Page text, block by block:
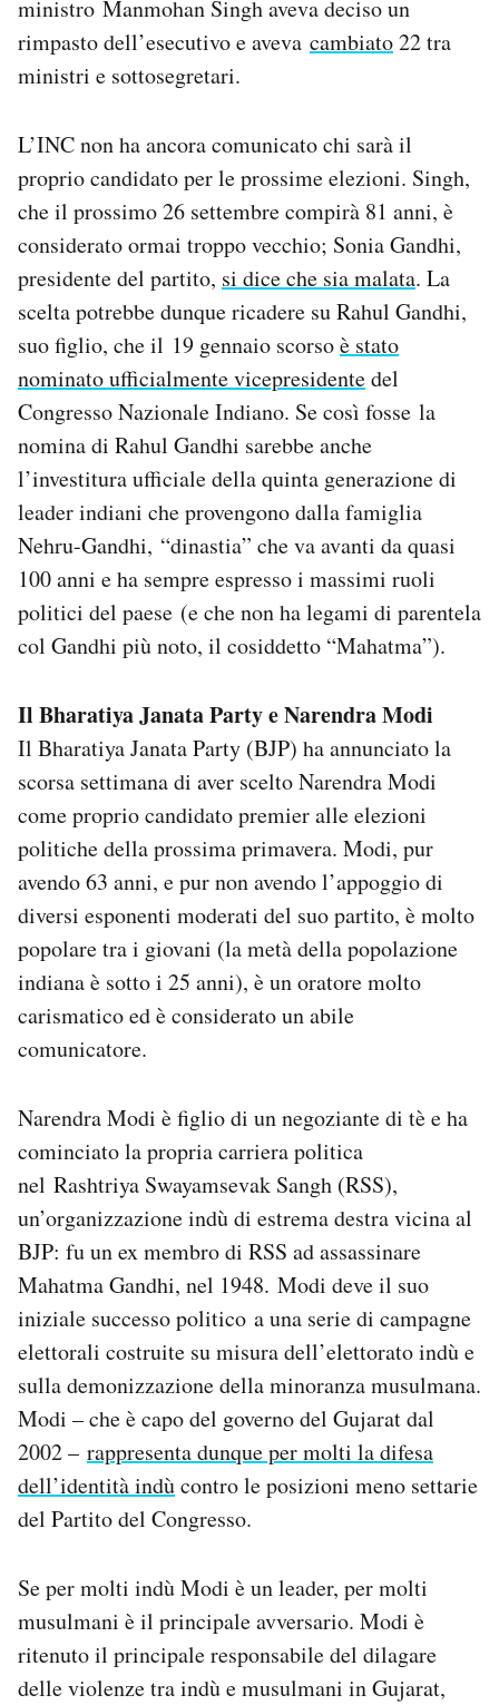
ministro Manmohan Singh aveva deciso un
rimpasto dell’esecutivo e aveva cambiato22 tra
ministri e sottosegretari.
L’INC non ha ancora comunicato chi sarà il
proprio candidato per le prossime elezioni. Singh,
che il prossimo 26 settembre compirà 81 anni, è
considerato ormai troppo vecchio; Sonia Gandhi,
presidente del partito, si dice che sia malata. La
scelta potrebbe dunque ricadere su Rahul Gandhi,
suo figlio, che il 19 gennaio scorsoè stato
nominato ufficialmente vicepresidentedel
Congresso Nazionale Indiano. Se così fosse la
nomina di Rahul Gandhi sarebbe anche
l’investitura ufficiale della quinta generazione di
leader indiani che provengono dalla famiglia
Nehru-Gandhi, “dinastia” che va avanti da quasi
100 anni e ha sempre espresso i massimi ruoli
politici del paese (e che non ha legami di parentela
col Gandhi più noto, il cosiddetto “Mahatma”).
Il Bharatiya Janata Party e Narendra Modi
Il Bharatiya Janata Party (BJP) ha annunciato la
scorsa settimana di aver scelto Narendra Modi
come proprio candidato premier alle elezioni
politiche della prossima primavera. Modi, pur
avendo 63 anni, e pur non avendo l’appoggio di
diversi esponenti moderati del suo partito, è molto
popolare tra i giovani (la metà della popolazione
indiana è sotto i 25 anni), è un oratore molto
carismatico ed è considerato un abile
comunicatore.
Narendra Modi è figlio di un negoziante di tè e ha
cominciato la propria carriera politica
nel Rashtriya Swayamsevak Sangh (RSS),
un’organizzazione indù di estrema destra vicina al
BJP: fu un ex membro di RSS ad assassinare
Mahatma Gandhi, nel 1948. Modi deve il suo
iniziale successo politico a una serie di campagne
elettorali costruite su misura dell’elettorato indù e
sulla demonizzazione della minoranza musulmana.
Modi – che è capo del governo del Gujarat dal
2002 – rappresenta dunque per molti la difesa
dell’identità indùcontro le posizioni meno settarie
del Partito del Congresso.
Se per molti indù Modi è un leader, per molti
musulmani è il principale avversario. Modi è
ritenuto il principale responsabile del dilagare
delle violenze tra indù e musulmani in Gujarat,